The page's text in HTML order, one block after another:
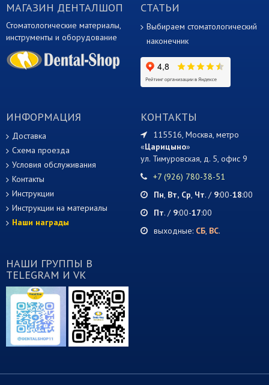
МАГАЗИН ДЕНТАЛШОП
Стоматологические материалы,
инструменты и оборудование
СТАТЬИ
Выбираем стоматологический
наконечник
ИНФОРМАЦИЯ
Доставка
Схема проезда
Условия обслуживания
Контакты
Инструкции
Инструкции на материалы
Наши награды
КОНТАКТЫ
115516, Москва, метро
«Царицыно»
ул. Тимуровская, д. 5, офис 9
+7 (926) 780-38-51
Пн, Вт, Ср, Чт. / 9:00-18:00
Пт. / 9:00-17:00
выходные: СБ, ВС.
НАШИ ГРУППЫ В
TELEGRAM И VK